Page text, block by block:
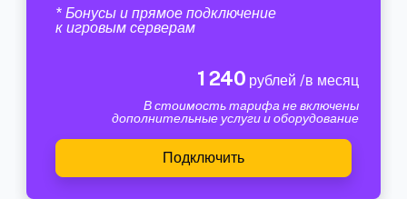
* Бонусы и прямое подключение
к игровым серверам
1 240 рублей /в месяц
В стоимость тарифа не включены
дополнительные услуги и оборудование
Подключить